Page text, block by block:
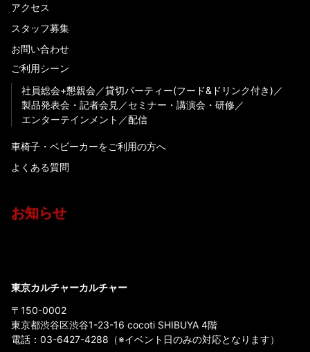
アクセス
スタッフ募集
お問い合わせ
ご利用シーン
社員総会+懇親会
貸切パーティー(フード&ドリンク付き)
製品発表会・記者会見
セミナー・講演会・研修
エンターテインメント
配信
車椅子・ベビーカーをご利用の方へ
よくある質問
お知らせ
東京カルチャーカルチャー
〒150-0002
東京都渋谷区渋谷1-23-16 cocoti SHIBUYA 4階
電話： 03-6427-4288 （※イベント日のみの対応となります）